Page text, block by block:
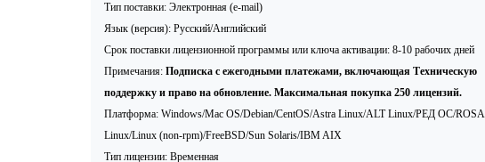
Тип поставки: Электронная (e-mail)
Язык (версия): Русский/Английский
Срок поставки лицензионной программы или ключа активации: 8-10 рабочих дней
Примечания: Подписка с ежегодными платежами, включающая Техническую
поддержку и право на обновление. Максимальная покупка 250 лицензий.
Платформа: Windows/Mac OS/Debian/CentOS/Astra Linux/ALT Linux/РЕД ОС/ROSA
Linux/Linux (non-rpm)/FreeBSD/Sun Solaris/IBM AIX
Тип лицензии: Временная